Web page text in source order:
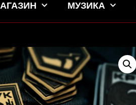
МУЗИКА